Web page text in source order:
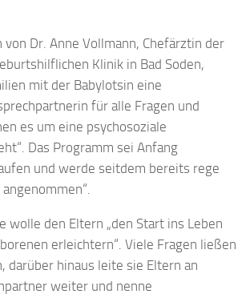
von Dr. Anne Vollmann, Chefärztin der
Klinik in Bad Soden,
mit der Babylotsin eine
für alle Fragen und
es um eine psychosoziale
Das Programm sei Anfang
und werde seitdem bereits rege
wolle den Eltern „den Start ins Leben
erleichtern“. Viele Fragen ließen
darüber hinaus leite sie Eltern an
weiter und nenne